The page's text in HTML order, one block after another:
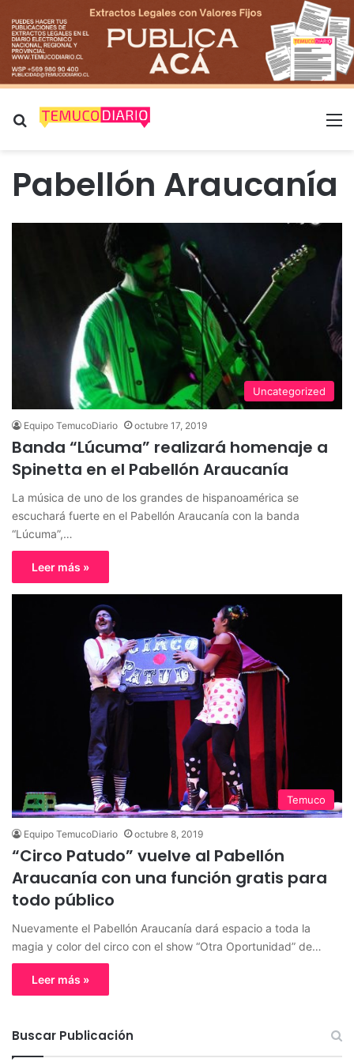
Buscar por
Pabellón Araucanía
Uncategorized
Equipo TemucoDiario octubre 17, 2019
Banda “Lúcuma” realizará homenaje a
Spinetta en el Pabellón Araucanía
La música de uno de los grandes de hispanoamérica se
escuchará fuerte en el Pabellón Araucanía con la banda
“Lúcuma”,…
Leer más »
Temuco
Equipo TemucoDiario octubre 8, 2019
“Circo Patudo” vuelve al Pabellón
Araucanía con una función gratis para
todo público
Nuevamente el Pabellón Araucanía dará espacio a toda la
magia y color del circo con el show “Otra Oportunidad” de…
Leer más »
Buscar Publicación